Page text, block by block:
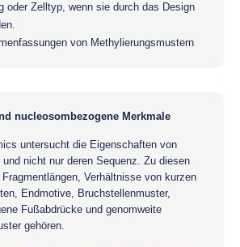
oder Zelltyp, wenn sie durch das Design
von Methylierungsmustern
nucleosombezogene Merkmale
untersucht die Eigenschaften von
nicht nur deren Sequenz. Zu diesen
Verhältnisse von kurzen
Endmotive, Bruchstellenmuster,
Fußabdrücke und genomweite
gehören.